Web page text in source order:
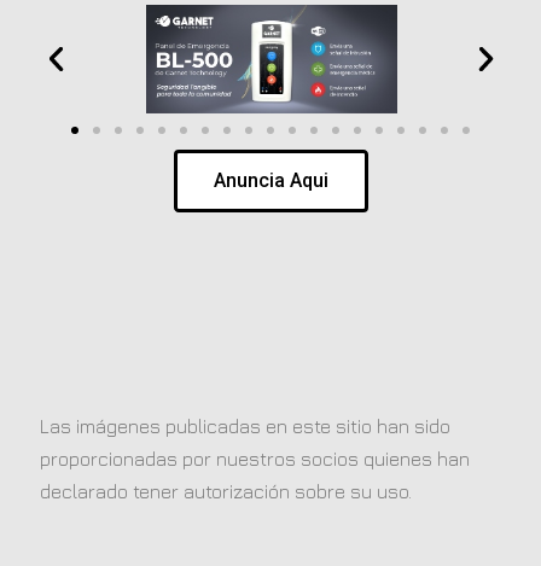
Anuncia Aqui
Las imágenes publicadas en este sitio han sido
proporcionadas por nuestros socios quienes han
declarado tener autorización sobre su uso.